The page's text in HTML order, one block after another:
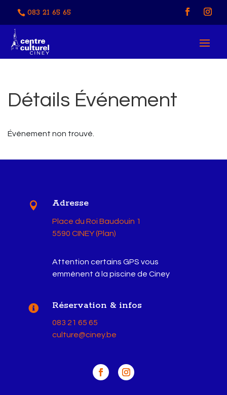
083 21 65 65
Détails Événement
Événement non trouvé.
 Adresse
Place du Roi Baudouin 1
5590 CINEY (Plan)
Attention certains GPS vous
emmènent à la piscine de Ciney
 Réservation & infos
083 21 65 65
culture@ciney.be